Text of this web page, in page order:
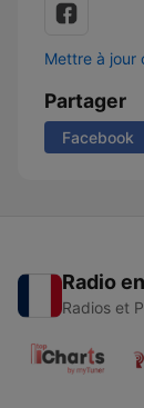
Mettre à jour
Partager
Facebook
Radio
Radios et